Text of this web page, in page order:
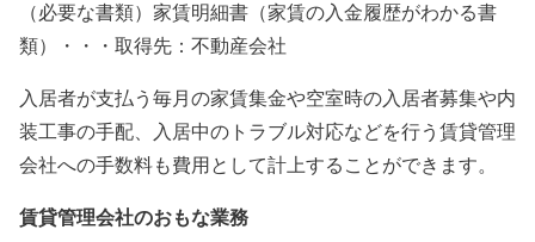
（必要な書類）家賃明細書（家賃の入金履歴がわかる書
類）・・・取得先：不動産会社
入居者が支払う毎月の家賃集金や空室時の入居者募集や内
装工事の手配、入居中のトラブル対応などを行う賃貸管理
会社への手数料も費用として計上することができます。
賃貸管理会社のおもな業務